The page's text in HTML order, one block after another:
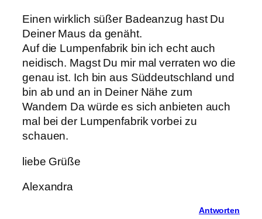
Einen wirklich süßer Badeanzug hast Du
Deiner Maus da genäht.
Auf die Lumpenfabrik bin ich echt auch
neidisch. Magst Du mir mal verraten wo die
genau ist. Ich bin aus Süddeutschland und
bin ab und an in Deiner Nähe zum
Wandern Da würde es sich anbieten auch
mal bei der Lumpenfabrik vorbei zu
schauen.
liebe Grüße
Alexandra
Antworten